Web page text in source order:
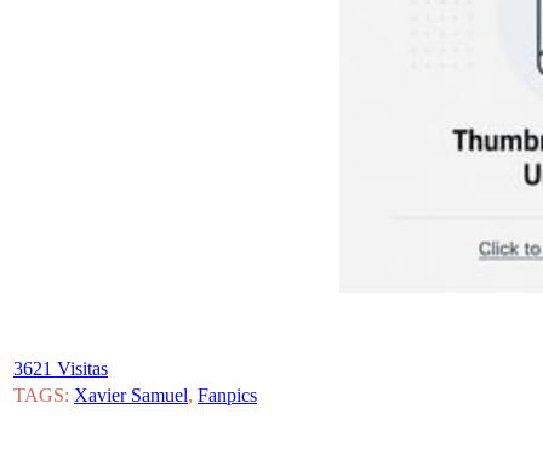
3621 Visitas
TAGS: Xavier Samuel, Fanpics